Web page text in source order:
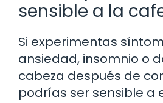
sensible a la
Si experimentas
ansiedad, insomnio o
cabeza después de
podrías ser sensible a